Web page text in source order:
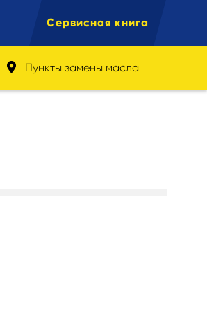
Сервисная книга
Пункты замены масла